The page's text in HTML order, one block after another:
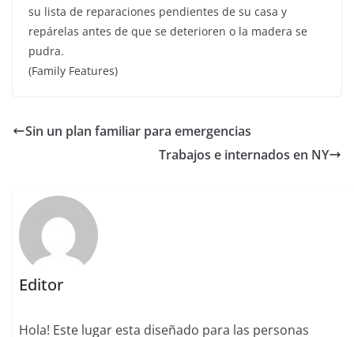
su lista de reparaciones pendientes de su casa y
repárelas antes de que se deterioren o la madera se
pudra.
(Family Features)
Sin un plan familiar para emergencias
Trabajos e internados en NY
Editor
Hola! Este lugar esta diseñado para las personas